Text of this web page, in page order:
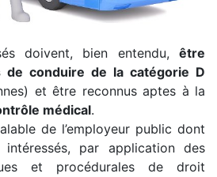
doivent, bien entendu, être
de conduire de la catégorie D
et être reconnus aptes à la
médical.
de l’employeur public dont
par application des
et procédurales de droit